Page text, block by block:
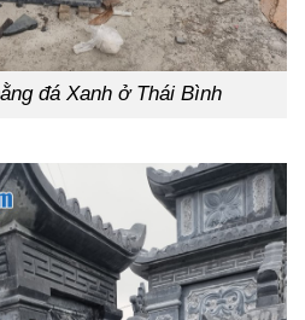
đá Xanh ở Thái Bình